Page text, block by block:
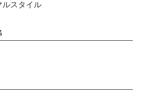
ルスタイル